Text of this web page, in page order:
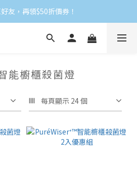
友，再領$50折價券！
能櫥櫃殺菌燈
每頁顯示 24 個